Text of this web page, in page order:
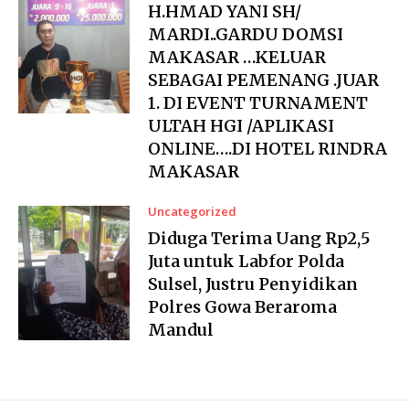
H.HMAD YANI SH/
MARDI..GARDU DOMSI
MAKASAR …KELUAR
SEBAGAI PEMENANG .JUAR
1. DI EVENT TURNAMENT
ULTAH HGI /APLIKASI
ONLINE….DI HOTEL RINDRA
MAKASAR
Uncategorized
Diduga Terima Uang Rp2,5
Juta untuk Labfor Polda
Sulsel, Justru Penyidikan
Polres Gowa Beraroma
Mandul